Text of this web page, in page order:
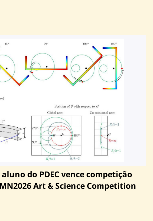
do PDEC vence competição
Art & Science Competition